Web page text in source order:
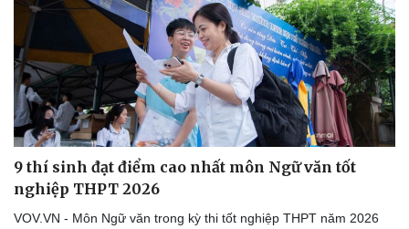
9 thí sinh đạt điểm cao nhất môn Ngữ văn tốt
nghiệp THPT 2026
VOV.VN - Môn Ngữ văn trong kỳ thi tốt nghiệp THPT năm 2026